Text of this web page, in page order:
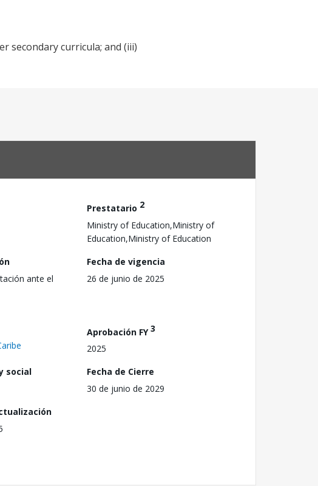
secondary curricula; and (iii)
Prestatario 2
Ministry of Education,Ministry of
Education,Ministry of Education
ante el
Fecha de vigencia
26 de junio de 2025
Aprobación FY3
2025
social
Fecha de Cierre
30 de junio de 2029